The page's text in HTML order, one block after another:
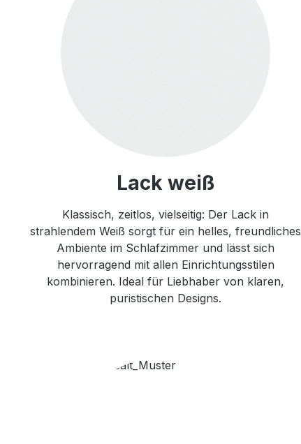
Lack weiß
Klassisch, zeitlos, vielseitig: Der Lack in
strahlendem Weiß sorgt für ein helles, freundliches
Ambiente im Schlafzimmer und lässt sich
hervorragend mit allen Einrichtungsstilen
kombinieren. Ideal für Liebhaber von klaren,
puristischen Designs.